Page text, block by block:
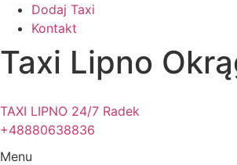
Dodaj Taxi
Kontakt
Taxi Lipno
TAXI LIPNO 24/7 Radek
+48880638836
Menu